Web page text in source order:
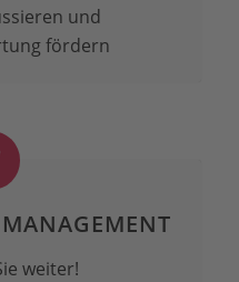
und
fördern
weiter!